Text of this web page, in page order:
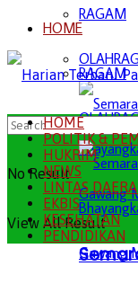
RAGAM
HOME
RAGAM
No Result
View All Result
HOME
POLITIK &
HUKRIM
NEWS
LINTAS
EKBIS
KESEHATAN
PENDIDIKAN